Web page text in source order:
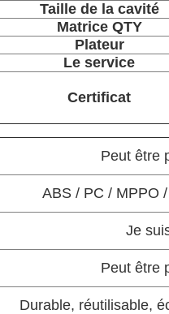
Taille de la cavité
Matrice QTY
Plateur
Le service
Certificat
Peut être
ABS / PC / MPPO
Je
Peut être
Durable, réutilisable,